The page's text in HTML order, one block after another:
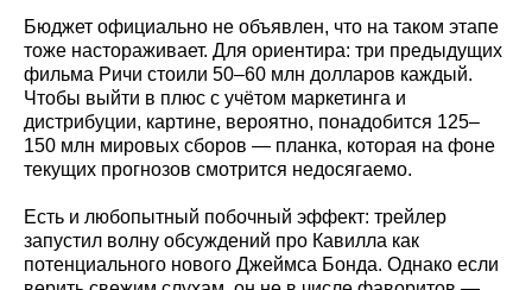
Бюджет официально не объявлен, что на таком этапе
тоже настораживает. Для ориентира: три предыдущих
фильма Ричи стоили 50–60 млн долларов каждый.
Чтобы выйти в плюс с учётом маркетинга и
дистрибуции, картине, вероятно, понадобится 125–
150 млн мировых сборов — планка, которая на фоне
текущих прогнозов смотрится недосягаемо.
Есть и любопытный побочный эффект: трейлер
запустил волну обсуждений про Кавилла как
потенциального нового Джеймса Бонда. Однако если